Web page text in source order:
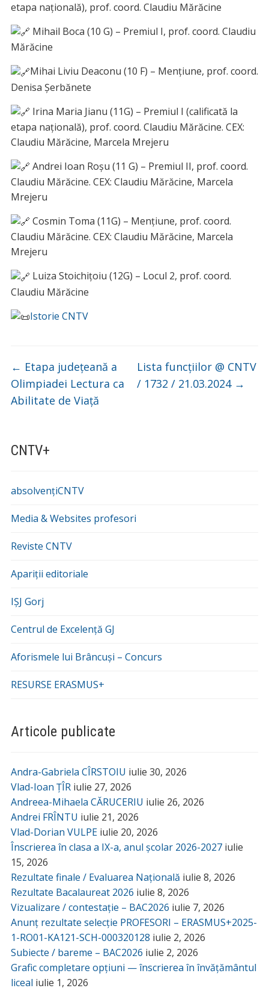
CNTV+
absolvențiCNTV
Media & Websites profesori
Reviste CNTV
Apariții editoriale
IȘJ Gorj
Centrul de Excelență GJ
Aforismele lui Brâncuși – Concurs
RESURSE ERASMUS+
Articole publicate
Andra-Gabriela CÎRSTOIU iulie 30, 2026
Vlad-Ioan ȚÎR iulie 27, 2026
Andreea-Mihaela CĂRUCERIU iulie 26, 2026
Andrei FRÎNTU iulie 21, 2026
Vlad-Dorian VULPE iulie 20, 2026
Înscrierea în clasa a IX-a, anul școlar 2026-2027 iulie
15, 2026
Rezultate finale / Evaluarea Națională iulie 8, 2026
Rezultate Bacalaureat 2026 iulie 8, 2026
Vizualizare / contestație – BAC2026 iulie 7, 2026
Anunț rezultate selecție PROFESORI – ERASMUS+2025-
1-RO01-KA121-SCH-000320128 iulie 2, 2026
Subiecte / bareme – BAC2026 iulie 2, 2026
Grafic completare opțiuni — înscrierea în învățământul
liceal iulie 1, 2026
etapa națională), prof. coord. Claudiu Mărăcine
Mihail Boca (10 G) – Premiul I, prof. coord. Claudiu
Mărăcine
Mihai Liviu Deaconu (10 F) – Mențiune, prof. coord.
Denisa Șerbănete
Irina Maria Jianu (11G) – Premiul I (calificată la
etapa națională), prof. coord. Claudiu Mărăcine. CEX:
Claudiu Mărăcine, Marcela Mrejeru
Andrei Ioan Roșu (11 G) – Premiul II, prof. coord.
Claudiu Mărăcine. CEX: Claudiu Mărăcine, Marcela
Mrejeru
Cosmin Toma (11G) – Mențiune, prof. coord.
Claudiu Mărăcine. CEX: Claudiu Mărăcine, Marcela
Mrejeru
Luiza Stoichițoiu (12G) – Locul 2, prof. coord.
Claudiu Mărăcine
Istorie CNTV
← Etapa județeană a
Olimpiadei Lectura ca
Abilitate de Viață
Lista funcțiilor @ CNTV
/ 1732 / 21.03.2024 →